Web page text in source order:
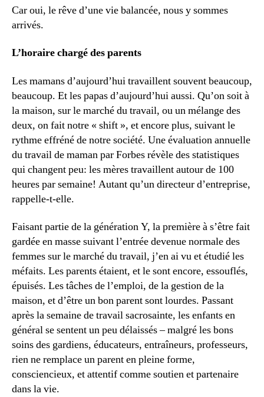
Car oui, le rêve d’une vie balancée, nous y sommes
arrivés.
L’horaire chargé des parents
Les mamans d’aujourd’hui travaillent souvent beaucoup,
beaucoup. Et les papas d’aujourd’hui aussi. Qu’on soit à
la maison, sur le marché du travail, ou un mélange des
deux, on fait notre « shift », et encore plus, suivant le
rythme effréné de notre société. Une évaluation annuelle
du travail de maman par Forbes révèle des statistiques
qui changent peu: les mères travaillent autour de 100
heures par semaine! Autant qu’un directeur d’entreprise,
rappelle-t-elle.
Faisant partie de la génération Y, la première à s’être fait
gardée en masse suivant l’entrée devenue normale des
femmes sur le marché du travail, j’en ai vu et étudié les
méfaits. Les parents étaient, et le sont encore, essouflés,
épuisés. Les tâches de l’emploi, de la gestion de la
maison, et d’être un bon parent sont lourdes. Passant
après la semaine de travail sacrosainte, les enfants en
général se sentent un peu délaissés – malgré les bons
soins des gardiens, éducateurs, entraîneurs, professeurs,
rien ne remplace un parent en pleine forme,
consciencieux, et attentif comme soutien et partenaire
dans la vie.